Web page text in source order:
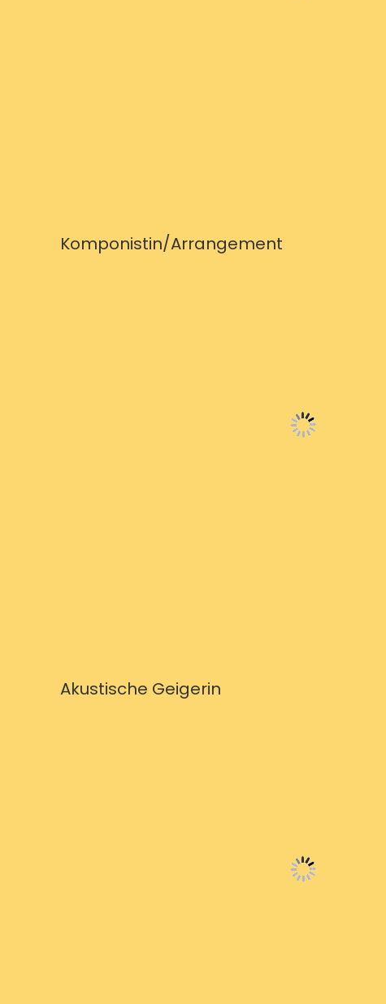
Komponistin/Arrangement
Akustische Geigerin